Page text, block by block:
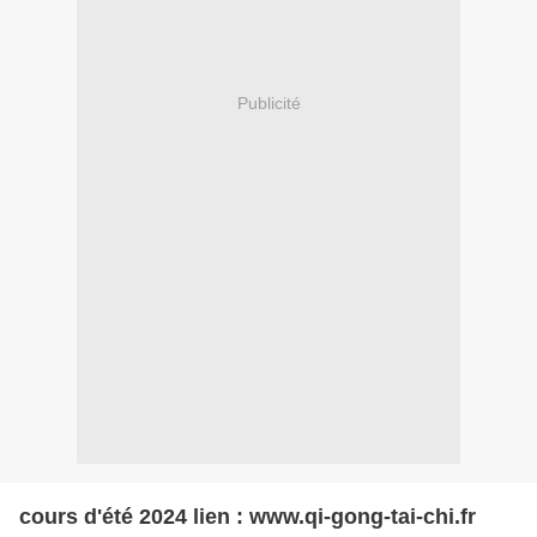
Publicité
cours d'été 2024 lien : www.qi-gong-tai-chi.fr